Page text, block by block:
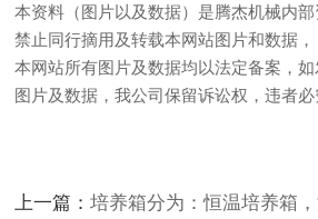
本资料（图片以及数据）是腾杰机械内部
禁止同行摘用及转载本网站图片和数据，
本网站所有图片及数据均以法定备案，
图片及数据，我公司保留诉讼权，违者必
上一篇：培养箱分为：恒温培养箱，湿度